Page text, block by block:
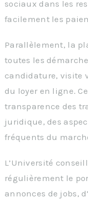
sociaux dans les
facilement les
Parallèlement, la
toutes les
candidature, visite
du loyer en ligne.
transparence des
juridique, des
fréquents du
L’Université
régulièrement le
annonces de jobs,